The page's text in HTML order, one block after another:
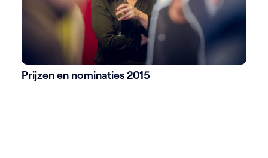
Prijzen en nominaties 2015